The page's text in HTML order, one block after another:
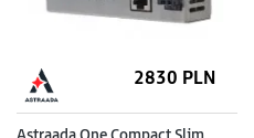
2830 PLN